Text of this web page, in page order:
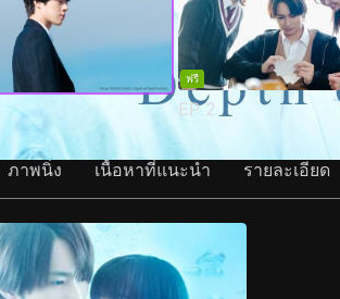
ฟรี
EP2
ภาพนิ่ง เนื้อหาที่แนะนำ รายละเอียด